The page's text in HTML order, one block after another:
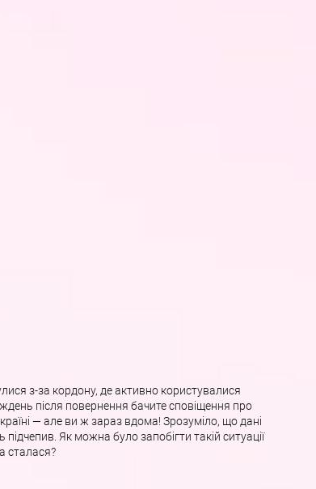
з-за кордону, де активно користувалися
після повернення бачите сповіщення про
країні — але ви ж зараз вдома! Зрозуміло, що дані
підчепив. Як можна було запобігти такій ситуації
сталася?